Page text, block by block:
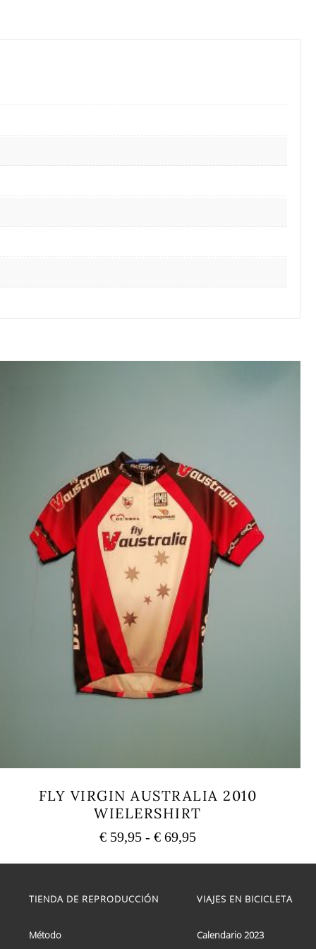
FLY VIRGIN AUSTRALIA 2010
WIELERSHIRT
€59,95 - €69,95Rango
precios:
€ 59,95
€ 69,95
múltiples
TIENDA DE REPRODUCCIÓN
Método
VIAJES EN BICICLETA
Calendario 2023